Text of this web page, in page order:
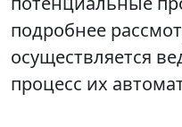
подробнее
осуществляется
процесс их